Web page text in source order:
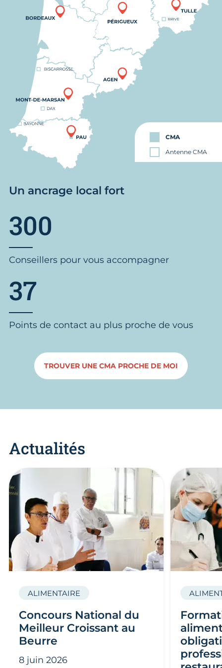
CMA
Antenne CMA
Un ancrage local fort
300
Conseillers pour vous accompagner
37
Points de contact au plus proche de vous
TROUVER UNE CMA PROCHE DE MOI
Actualités
Concours National du
Meilleur Croissant au
Beurre
ALIMENTAIRE
8 juin 2026